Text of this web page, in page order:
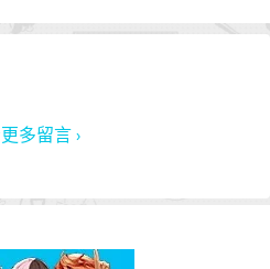
多留言 ›